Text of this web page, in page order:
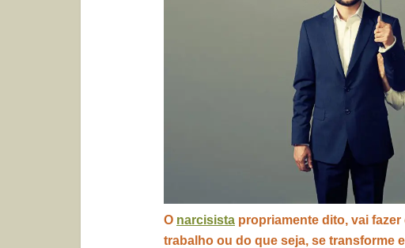
O narcisista propriamente dito, vai
trabalho ou do que seja, se transforme